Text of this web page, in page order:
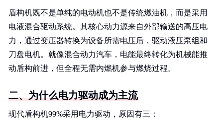
盾构机既不是单纯的电动机也不是传统燃油机，而是采用
电液混合驱动系统。其核心动力源来自外部输送的高压电
力，通过变压器转换为设备所需电压后，驱动液压泵组和
刀盘电机。就像混合动力汽车，电能最终转化为机械能推
动盾构前进，但全程无需内燃机参与燃烧过程。
二、为什么电力驱动成为主流
现代盾构机99%采用电力驱动，原因有三：